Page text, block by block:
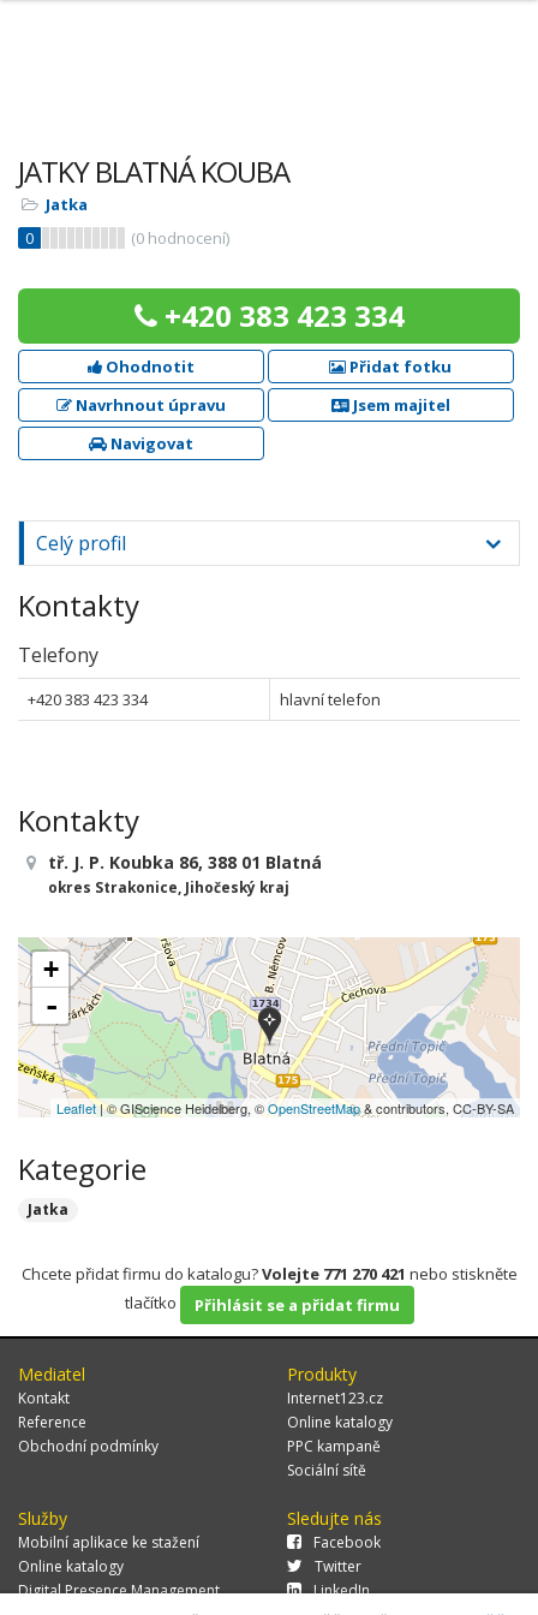
JATKY BLATNÁ KOUBA
Jatka
0
(0 hodnocení)
+420 383 423 334
Ohodnotit
Přidat fotku
Navrhnout úpravu
Jsem majitel
Navigovat
Celý profil
Kontakty
Telefony
+420 383 423 334 hlavní telefon
Kontakty
tř. J. P. Koubka 86, 388 01 Blatná
okres Strakonice, Jihočeský kraj
+
-
Leaflet| © GIScience Heidelberg, ©OpenStreetMap& contributors, CC-BY-SA
Kategorie
Jatka
Chcete přidat firmu do katalogu?Volejte 771 270 421 nebo stiskněte
tlačítko
Přihlásit se a přidat firmu
Mediatel
Kontakt
Reference
Obchodní podmínky
Produkty
Internet123.cz
Online katalogy
PPC kampaně
Sociální sítě
Služby
Mobilní aplikace ke stažení
Online katalogy
Digital Presence Management
Sledujte nás
Facebook
Twitter
LinkedIn